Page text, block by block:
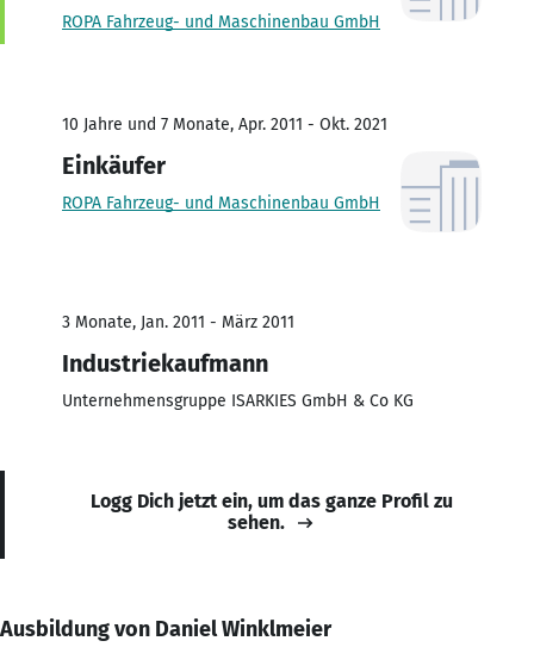
ROPA Fahrzeug- und Maschinenbau GmbH
10 Jahre und 7 Monate, Apr. 2011 - Okt. 2021
Einkäufer
ROPA Fahrzeug- und Maschinenbau GmbH
3 Monate, Jan. 2011 - März 2011
Industriekaufmann
Unternehmensgruppe ISARKIES GmbH & Co KG
Logg Dich jetzt ein, um das ganze Profil zu
sehen.
Ausbildung von Daniel Winklmeier